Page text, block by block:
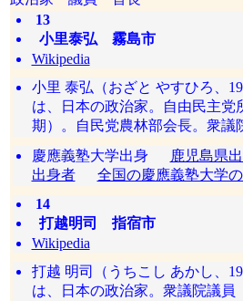
13
小里泰弘 霧島市
Wikipedia
小里 泰弘（おざと やすひろ、
は、日本の政治家。自由民主党
期）。自民党農林部会長。衆議
慶應義塾大学出身
鹿児島県
出身者
全国の慶應義塾大学
14
打越明司 指宿市
Wikipedia
打越 明司（うちこし あかし、
は、日本の政治家。衆議院議員